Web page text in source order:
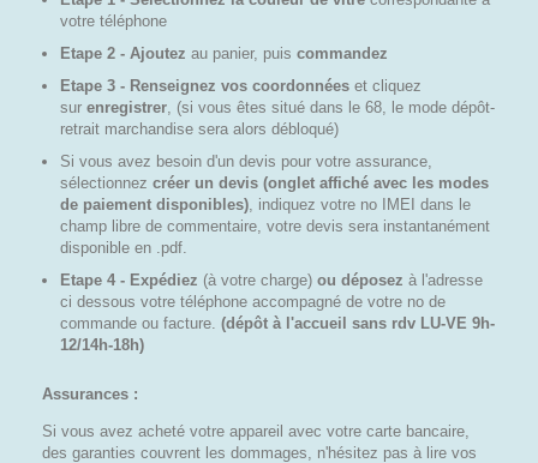
votre téléphone
Etape 2 - Ajoutez au panier, puis commandez
Etape 3 - Renseignez vos coordonnées et cliquez
sur enregistrer , (si vous êtes situé dans le 68, le mode dépôt-
retrait marchandise sera alors débloqué)
Si vous avez besoin d'un devis pour votre assurance,
sélectionnez créer un devis (onglet affiché avec les modes
de paiement disponibles) , indiquez votre no IMEI dans le
champ libre de commentaire, votre devis sera instantanément
disponible en .pdf.
Etape 4 - Expédiez (à votre charge) ou déposez à l'adresse
ci dessous votre téléphone accompagné de votre no de
commande ou facture. (dépôt à l'accueil sans rdv LU-VE 9h-
12/14h-18h)
Assurances :
Si vous avez acheté votre appareil avec votre carte bancaire,
des garanties couvrent les dommages, n'hésitez pas à lire vos